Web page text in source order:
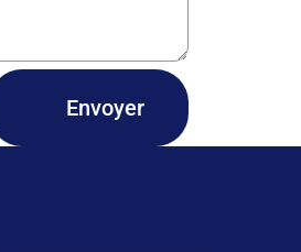
Envoyer